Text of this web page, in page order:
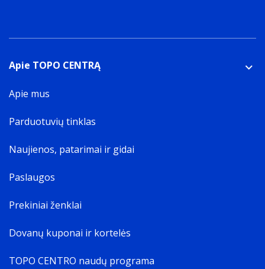
Apie TOPO CENTRĄ
Apie mus
Parduotuvių tinklas
Naujienos, patarimai ir gidai
Paslaugos
Prekiniai ženklai
Dovanų kuponai ir kortelės
TOPO CENTRO naudų programa